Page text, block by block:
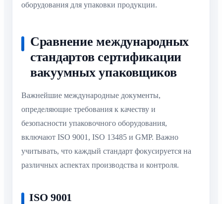
оборудования для упаковки продукции.
Сравнение международных
стандартов сертификации
вакуумных упаковщиков
Важнейшие международные документы,
определяющие требования к качеству и
безопасности упаковочного оборудования,
включают ISO 9001, ISO 13485 и GMP. Важно
учитывать, что каждый стандарт фокусируется на
различных аспектах производства и контроля.
ISO 9001